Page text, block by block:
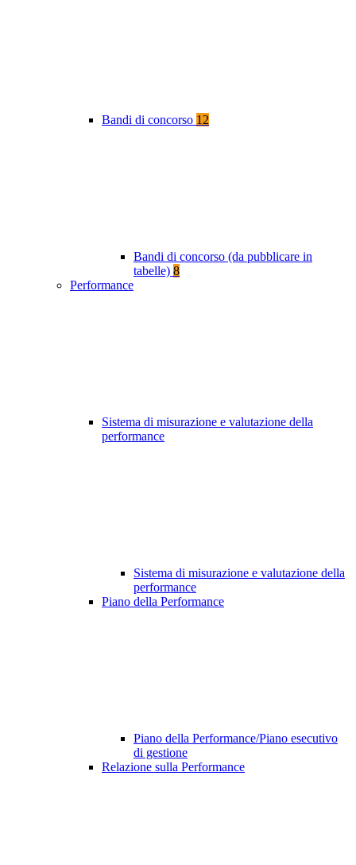
Bandi di concorso 12
Bandi di concorso (da pubblicare in
tabelle) 8
Performance
Sistema di misurazione e valutazione della
performance
Sistema di misurazione e valutazione della
performance
Piano della Performance
Piano della Performance/Piano esecutivo
di gestione
Relazione sulla Performance